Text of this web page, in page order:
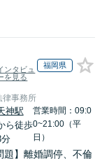
ンタビュ
を見る
福岡県
律事務所
神駅
ら徒歩
営業時間：09:0
0~21:00（平
日）
題】離婚調停、不倫